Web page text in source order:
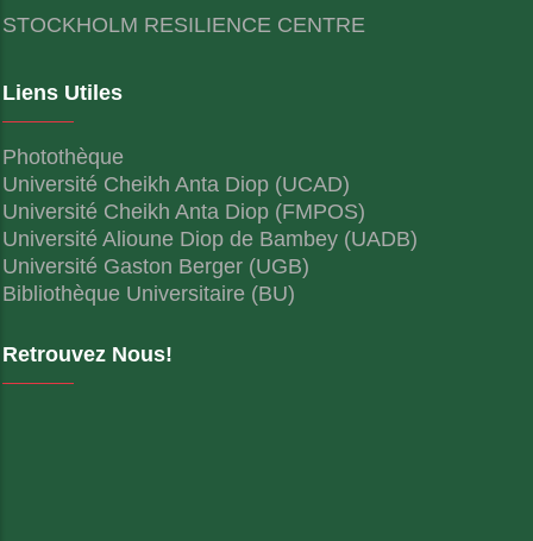
STOCKHOLM RESILIENCE CENTRE
Liens Utiles
Photothèque
Université Cheikh Anta Diop (UCAD)
Université Cheikh Anta Diop (FMPOS)
Université Alioune Diop de Bambey (UADB)
Université Gaston Berger (UGB)
Bibliothèque Universitaire (BU)
Retrouvez Nous!